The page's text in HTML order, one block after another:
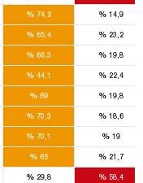
% 74,2 % 14,9
% 65,4 % 23,2
% 66,3 % 19,8
% 44,1 % 22,4
% 69 % 19,8
% 70,3 % 18,6
% 70,1 %19
% 65 % 21,7
% 29,8 % 58,4